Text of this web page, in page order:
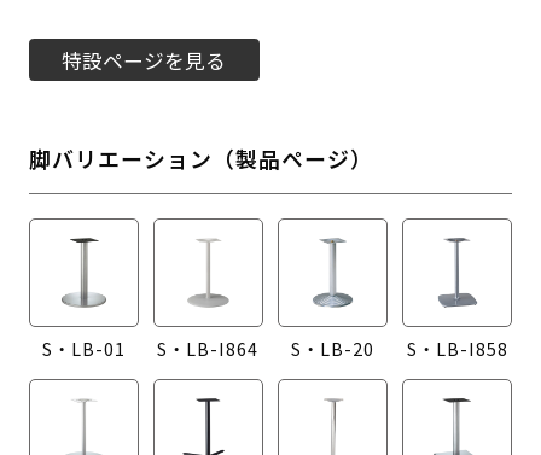
特設ページを見る
脚バリエーション（製品ページ）
S・LB-01 S・LB-I864 S・LB-20 S・LB-I858